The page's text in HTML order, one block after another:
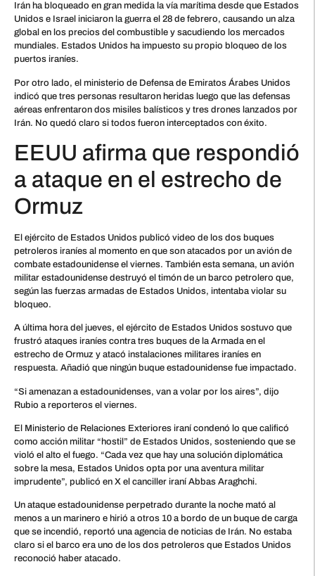
Irán ha bloqueado en gran medida la vía marítima desde que Estados
Unidos e Israel iniciaron la guerra el 28 de febrero, causando un alza
global en los precios del combustible y sacudiendo los mercados
mundiales. Estados Unidos ha impuesto su propio bloqueo de los
puertos iraníes.
Por otro lado, el ministerio de Defensa de Emiratos Árabes Unidos
indicó que tres personas resultaron heridas luego que las defensas
aéreas enfrentaron dos misiles balísticos y tres drones lanzados por
Irán. No quedó claro si todos fueron interceptados con éxito.
EEUU afirma que respondió
a ataque en el estrecho de
Ormuz
El ejército de Estados Unidos publicó video de los dos buques
petroleros iraníes al momento en que son atacados por un avión de
combate estadounidense el viernes. También esta semana, un avión
militar estadounidense destruyó el timón de un barco petrolero que,
según las fuerzas armadas de Estados Unidos, intentaba violar su
bloqueo.
A última hora del jueves, el ejército de Estados Unidos sostuvo que
frustró ataques iraníes contra tres buques de la Armada en el
estrecho de Ormuz y atacó instalaciones militares iraníes en
respuesta. Añadió que ningún buque estadounidense fue impactado.
“Si amenazan a estadounidenses, van a volar por los aires”, dijo
Rubio a reporteros el viernes.
El Ministerio de Relaciones Exteriores iraní condenó lo que calificó
como acción militar “hostil” de Estados Unidos, sosteniendo que se
violó el alto el fuego. “Cada vez que hay una solución diplomática
sobre la mesa, Estados Unidos opta por una aventura militar
imprudente”, publicó en X el canciller iraní Abbas Araghchi.
Un ataque estadounidense perpetrado durante la noche mató al
menos a un marinero e hirió a otros 10 a bordo de un buque de carga
que se incendió, reportó una agencia de noticias de Irán. No estaba
claro si el barco era uno de los dos petroleros que Estados Unidos
reconoció haber atacado.